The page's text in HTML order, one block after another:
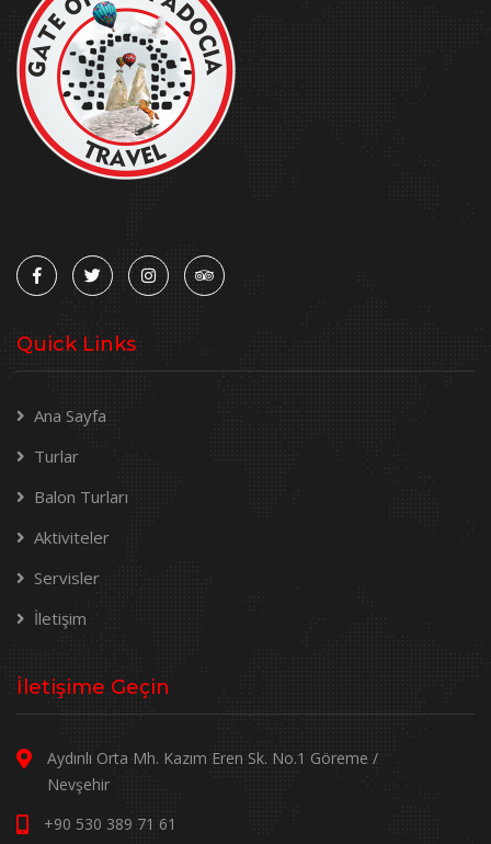
Quick Links
Ana Sayfa
Turlar
Balon Turları
Aktiviteler
Servisler
İletişim
İletişime Geçin
Aydınlı Orta Mh. Kazım Eren Sk. No.1 Göreme /
Nevşehir
+90 530 389 71 61